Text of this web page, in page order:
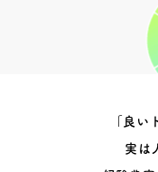
「良い
実は